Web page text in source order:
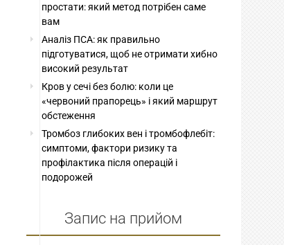
простати: який метод потрібен саме
вам
Аналіз ПСА: як правильно
підготуватися, щоб не отримати хибно
високий результат
Кров у сечі без болю: коли це
«червоний прапорець» і який маршрут
обстеження
Тромбоз глибоких вен і тромбофлебіт:
симптоми, фактори ризику та
профілактика після операцій і
подорожей
Запис на прийом